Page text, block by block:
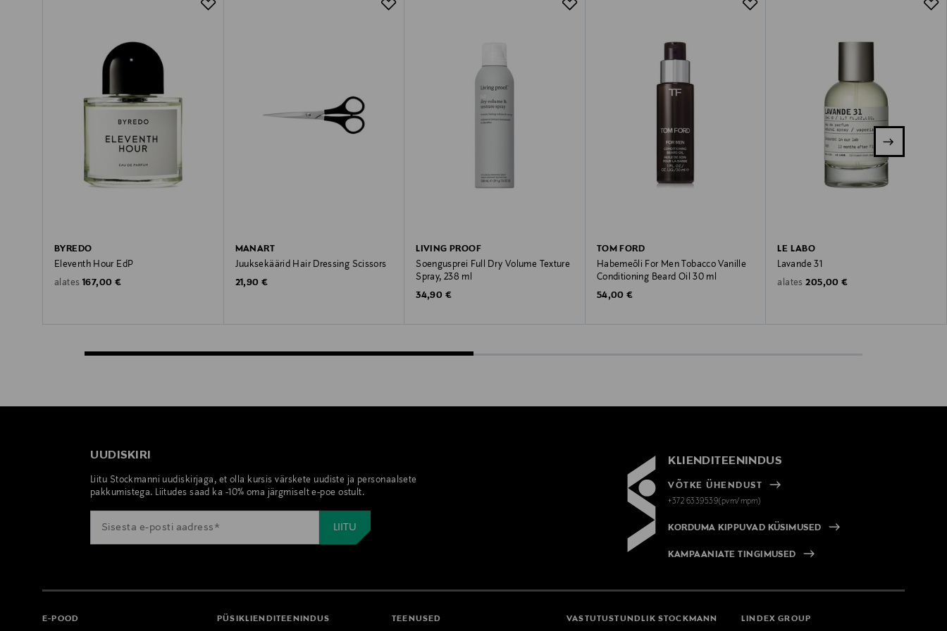
BYREDO
Eleventh Hour EdP
alates Original Price
167,00 €
MANART
Juuksekäärid Hair Dressing Scissors
Original Price
21,90 €
LIVING PROOF
Soengusprei Full Dry Volume Texture
Spray, 238 ml
Original Price
34,90 €
TOM FORD
Habemeõli For Men Tobacco Vanille
Conditioning Beard Oil 30 ml
Original Price
54,00 €
LE LABO
Lavande 31
alates Original Price
205,00 €
UUDISKIRI
Liitu Stockmanni uudiskirjaga, et olla kursis värskete uudiste ja personaalsete
pakkumistega. Liitudes saad ka -10% oma järgmiselt e-poe ostult.
KLIENDITEENINDUS
VÕTKE ÜHENDUST
+372 6339539(pvm/mpm)
KORDUMA KIPPUVAD KÜSIMUSED
KAMPAANIATE TINGIMUSED
E-POOD PÜSIKLIENDITEENINDUS TEENUSED VASTUTUSTUNDLIK STOCKMANN LINDEX GROUP